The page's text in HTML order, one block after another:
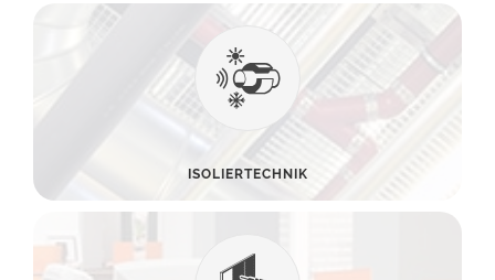
ISOLIERTECHNIK